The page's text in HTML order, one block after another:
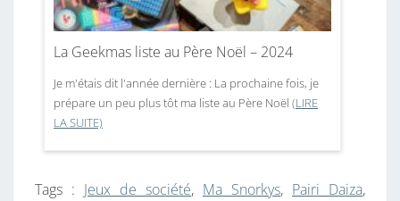
La Geekmas liste au Père Noël – 2024
Je m'étais dit l'année dernière : La prochaine fois, je
prépare un peu plus tôt ma liste au Père Noël (LIRE
LA SUITE)
Tags : Jeux de société, Ma Snorkys, Pairi Daiza,